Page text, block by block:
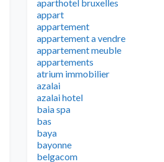
aparthotel bruxelles
appart
appartement
appartement a vendre
appartement meuble
appartements
atrium immobilier
azalai
azalai hotel
baia spa
bas
baya
bayonne
belgacom